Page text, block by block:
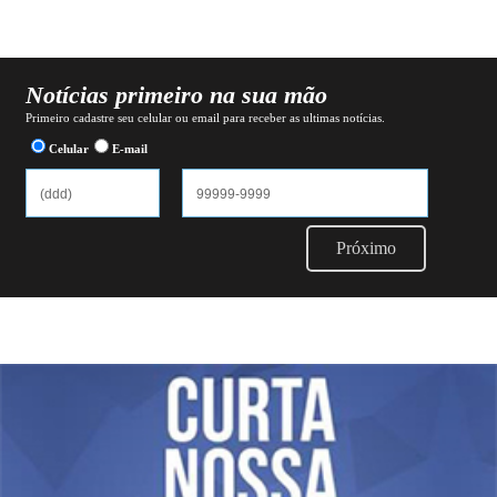
Notícias primeiro na sua mão
Primeiro cadastre seu celular ou email para receber as ultimas notícias.
Celular E-mail
Próximo